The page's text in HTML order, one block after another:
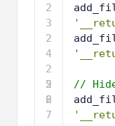
2
3
2
4
2
5
2
6
2
7
//